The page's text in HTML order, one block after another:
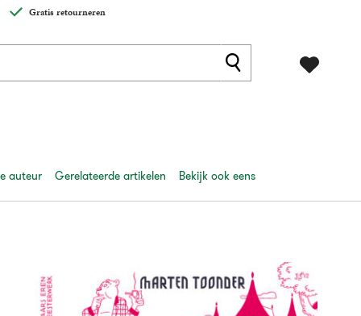
Gratis retourneren
auteur Gerelateerde artikelen Bekijk ook eens